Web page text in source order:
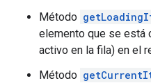
Método
elemento que se está
activo en la fila) en el
Método